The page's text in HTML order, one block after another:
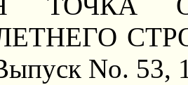
No. 53,